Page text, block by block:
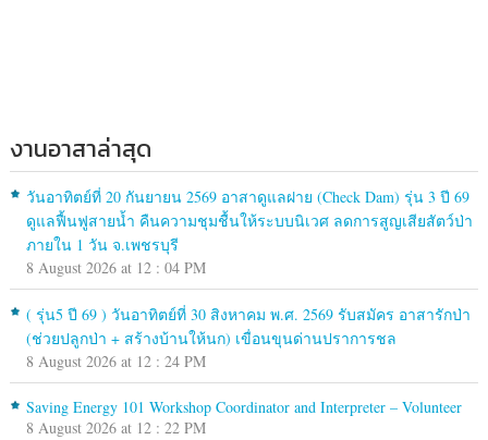
งานอาสาล่าสุด
วันอาทิตย์ที่ 20 กันยายน 2569 อาสาดูแลฝาย (Check Dam) รุ่น 3 ปี 69
ดูแลฟื้นฟูสายน้ำ คืนความชุมชื้นให้ระบบนิเวศ ลดการสูญเสียสัตว์ป่า
ภายใน 1 วัน จ.เพชรบุรี
8 August 2026 at 12 : 04 PM
( รุ่น5 ปี 69 ) วันอาทิตย์ที่ 30 สิงหาคม พ.ศ. 2569 รับสมัคร อาสารักป่า
(ช่วยปลูกป่า + สร้างบ้านให้นก) เขื่อนขุนด่านปราการชล
8 August 2026 at 12 : 24 PM
Saving Energy 101 Workshop Coordinator and Interpreter – Volunteer
8 August 2026 at 12 : 22 PM